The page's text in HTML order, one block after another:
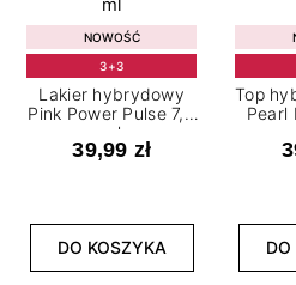
NOWOŚĆ
3+3
Lakier hybrydowy
Pink Power Pulse 7,2
ml
39,99 zł
DO KOSZYKA
Top
Pearl
DO